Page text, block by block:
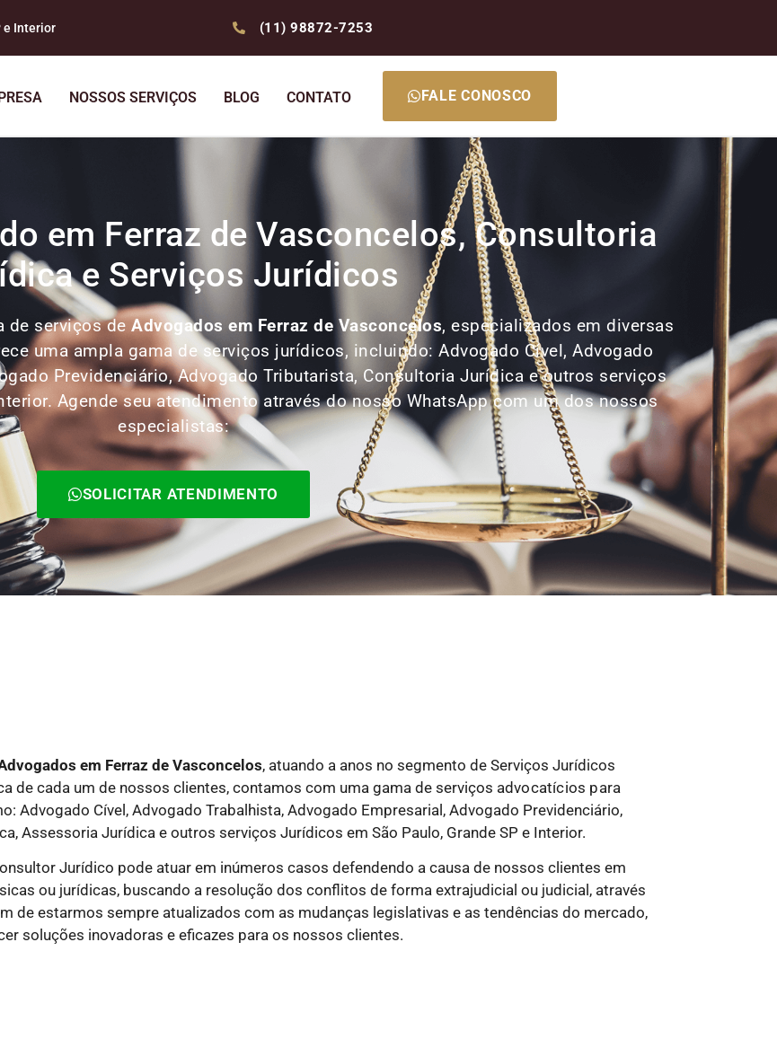
e Interior (11) 98872-7253
NOSSOS SERVIÇOS BLOG CONTATO FALE CONOSCO
em Ferraz de Vasconcelos, Consultoria
e Serviços Jurídicos
de serviços deAdvogados em Ferraz de Vasconcelos, especializados em diversas
uma ampla gama de serviços jurídicos, incluindo: Advogado Cível, Advogado
Previdenciário, Advogado Tributarista, Consultoria Jurídica e outros serviços
Agende seu atendimento através do nosso WhatsApp com um dos nossos
especialistas:
SOLICITAR ATENDIMENTO
em Ferraz de Vasconcelos, atuando a anos no segmento de Serviços Jurídicos
de cada um de nossos clientes, contamos com uma gama de serviços advocatícios para
Advogado Cível, Advogado Trabalhista, Advogado Empresarial, Advogado Previdenciário,
Assessoria Jurídica e outros serviços Jurídicos em São Paulo, Grande SP e Interior.
Jurídico pode atuar em inúmeros casos defendendo a causa de nossos clientes em
ou jurídicas, buscando a resolução dos conflitos de forma extrajudicial ou judicial, através
de estarmos sempre atualizados com as mudanças legislativas e as tendências do mercado,
soluções inovadoras e eficazes para os nossos clientes.